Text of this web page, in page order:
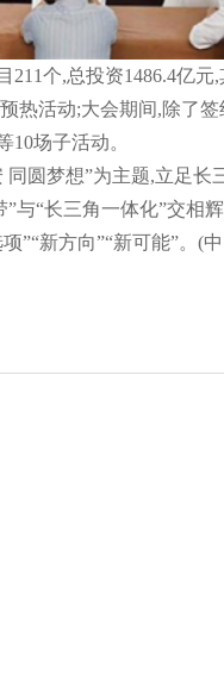
个,总投资1486.4亿
热活动;大会期间,除了
场子活动。
圆梦想”为主题,立足长
与“长三角一体化”交相
”“新方向”“新可能”。(